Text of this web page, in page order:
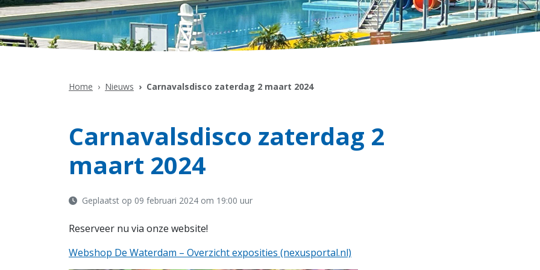
Home Nieuws Carnavalsdisco zaterdag 2 maart 2024
Carnavalsdisco zaterdag 2
maart 2024
Geplaatst op 09 februari 2024 om 19:00 uur
Reserveer nu via onze website!
Webshop De Waterdam – Overzicht exposities (nexusportal.nl)